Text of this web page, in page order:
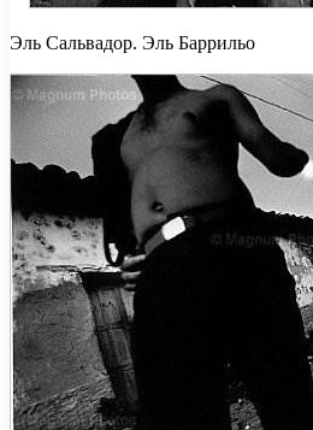
Эль Сальвадор. Эль Баррильо